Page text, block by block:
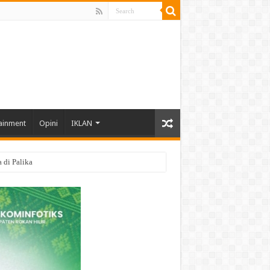
Opini IKLAN
di Palika